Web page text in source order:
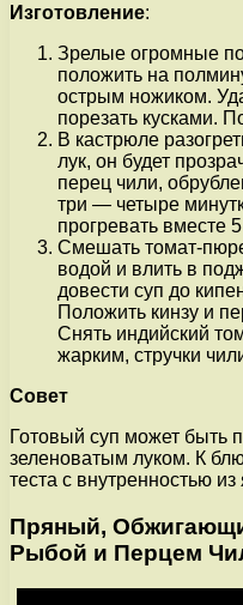
Изготовление:
Зрелые огромные
положить на
острым ножиком.
порезать кусками.
В кастрюле
лук, он будет
перец чили,
три — четыре
прогревать вместе
Смешать томат-
водой и влить в
довести суп до
Положить кинзу и
Снять индийский
жарким, стручки
Совет
Готовый суп может быть
зеленоватым луком. К
теста с внутренностью из
Пряный,
Рыбой и Перцем